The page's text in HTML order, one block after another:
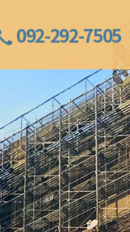
建物調査診断業務
プライバシーポリシー
092-292-7505